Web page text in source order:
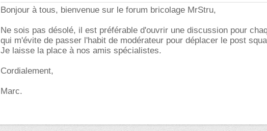
Bonjour à tous, bienvenue sur le forum bricolage MrStru,
Ne sois pas désolé, il est préférable d'ouvrir une discussion pour
qui m'évite de passer l'habit de modérateur pour déplacer le post
Je laisse la place à nos amis spécialistes.
Cordialement,
Marc.